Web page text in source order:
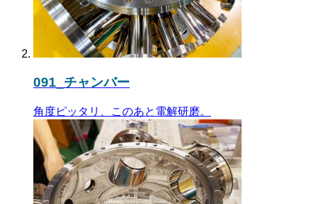
091_チャンバー
角度ピッタリ、このあと電解研磨。